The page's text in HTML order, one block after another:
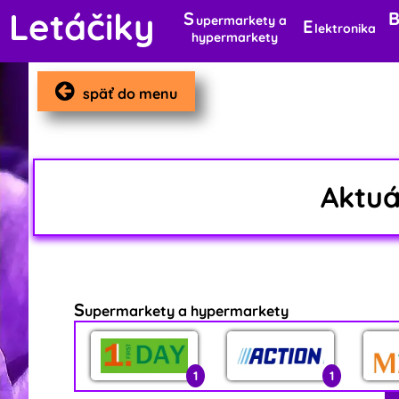
Letáčiky Supermarkety a
hypermarkety
Elektronika B
späť do menu
Supermarkety a hypermarkety
1 1